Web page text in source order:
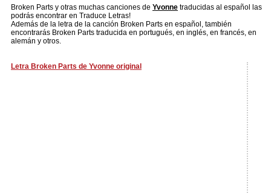
Broken Parts y otras muchas canciones de Yvonne traducidas al español las
podrás encontrar en Traduce Letras!
Además de la letra de la canción Broken Parts en español, también
encontrarás Broken Parts traducida en portugués, en inglés, en francés, en
alemán y otros.
Letra Broken Parts de Yvonne original